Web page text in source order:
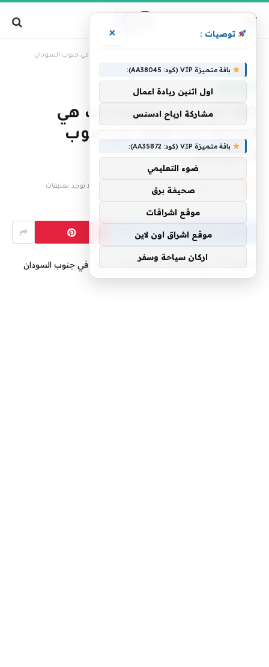
380 ألف نازح بفيضانات هي
الأسوأ منذ عقود في جنوب
السودان
فريق التحرير 9 نوفمبر، 2024 لا توجد تعليقات
2 دقائق
توصيات : ×
باقة متميزة VIP (كود: AA38045):
اول اثنين ريادة اعمال
مشاركة ارباح ادسنس
باقة متميزة VIP (كود: AA35872):
ضوء التعليمي
صحيفة برق
موقع اشراقات
موقع اشراق اون لاين
اركان سياحة وسفر